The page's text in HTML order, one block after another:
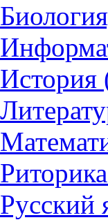
История
Русский